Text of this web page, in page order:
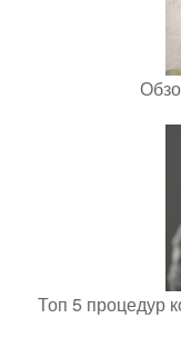
Топ 5 процедур